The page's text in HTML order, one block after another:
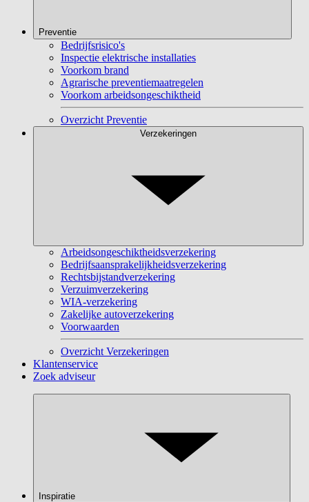
Preventie
Bedrijfsrisico's
Inspectie elektrische installaties
Voorkom brand
Agrarische preventiemaatregelen
Voorkom arbeidsongeschiktheid
Overzicht Preventie
Verzekeringen
Arbeidsongeschiktheidsverzekering
Bedrijfsaansprakelijkheidsverzekering
Rechtsbijstandverzekering
Verzuimverzekering
WIA-verzekering
Zakelijke autoverzekering
Voorwaarden
Overzicht Verzekeringen
Klantenservice
Zoek adviseur
Inspiratie